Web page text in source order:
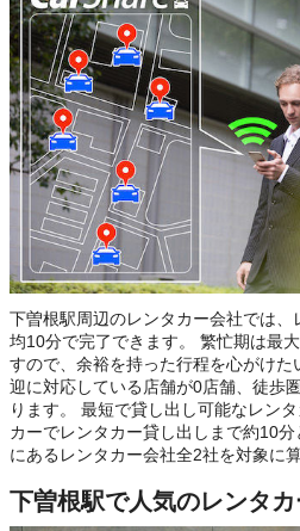
下曽根駅周辺のレンタカー会社では
均10分で完了できます。 繁忙期は最
すので、余裕を持った行程を心がけ
迎に対応している店舗が0店舗、徒歩
ります。 最短で貸し出し可能なレン
カーでレンタカー貸し出しまで約10
にあるレンタカー会社全2社を対象に
下曽根駅で人気のレンタ